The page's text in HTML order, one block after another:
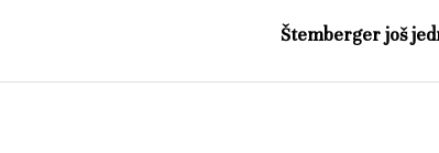
Štemberger još